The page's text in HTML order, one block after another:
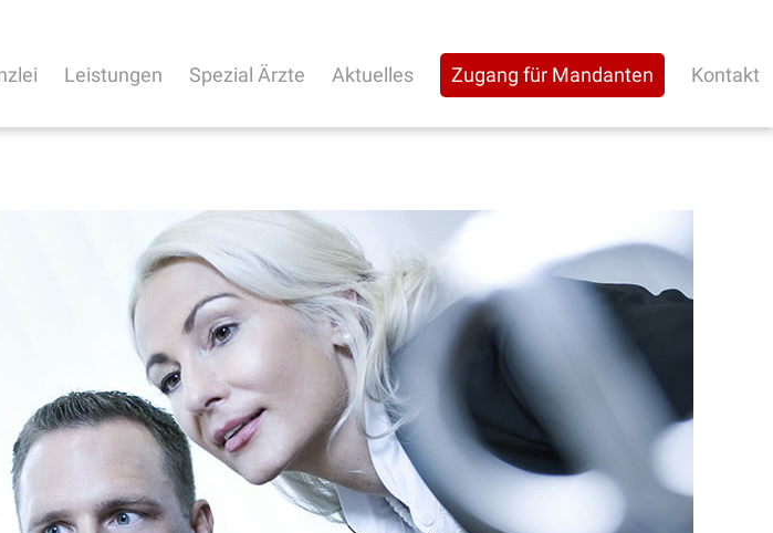
Leistungen Spezial Ärzte Aktuelles Zugang für Mandanten Kontakt